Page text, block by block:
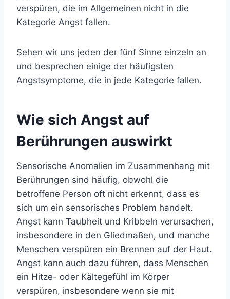
verspüren, die im Allgemeinen nicht in die
Kategorie Angst fallen.
Sehen wir uns jeden der fünf Sinne einzeln an
und besprechen einige der häufigsten
Angstsymptome, die in jede Kategorie fallen.
Wie sich Angst auf
Berührungen auswirkt
Sensorische Anomalien im Zusammenhang mit
Berührungen sind häufig, obwohl die
betroffene Person oft nicht erkennt, dass es
sich um ein sensorisches Problem handelt.
Angst kann Taubheit und Kribbeln verursachen,
insbesondere in den Gliedmaßen, und manche
Menschen verspüren ein Brennen auf der Haut.
Angst kann auch dazu führen, dass Menschen
ein Hitze- oder Kältegefühl im Körper
verspüren, insbesondere wenn sie mit